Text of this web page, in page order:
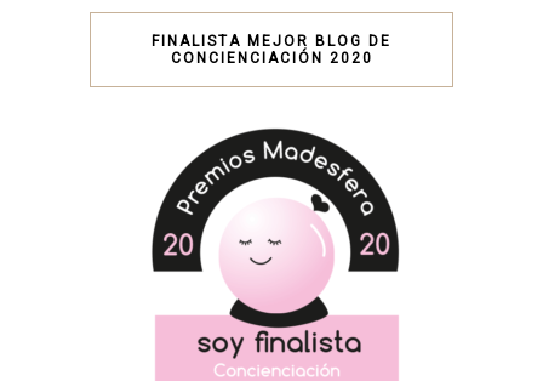
FINALISTA MEJOR BLOG DE
CONCIENCIACIÓN 2020